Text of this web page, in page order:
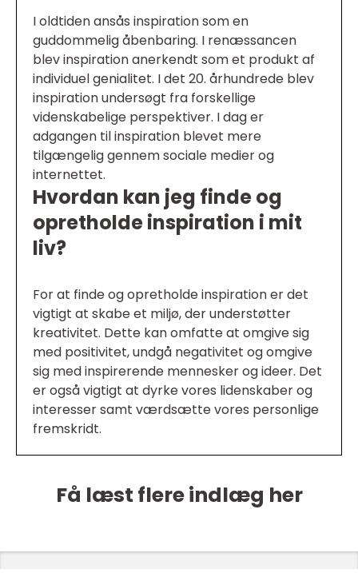
I oldtiden ansås inspiration som en
guddommelig åbenbaring. I renæssancen
blev inspiration anerkendt som et produkt af
individuel genialitet. I det 20. århundrede blev
inspiration undersøgt fra forskellige
videnskabelige perspektiver. I dag er
adgangen til inspiration blevet mere
tilgængelig gennem sociale medier og
internettet.
Hvordan kan jeg finde og
opretholde inspiration i mit
liv?
For at finde og opretholde inspiration er det
vigtigt at skabe et miljø, der understøtter
kreativitet. Dette kan omfatte at omgive sig
med positivitet, undgå negativitet og omgive
sig med inspirerende mennesker og ideer. Det
er også vigtigt at dyrke vores lidenskaber og
interesser samt værdsætte vores personlige
fremskridt.
Få læst flere indlæg her